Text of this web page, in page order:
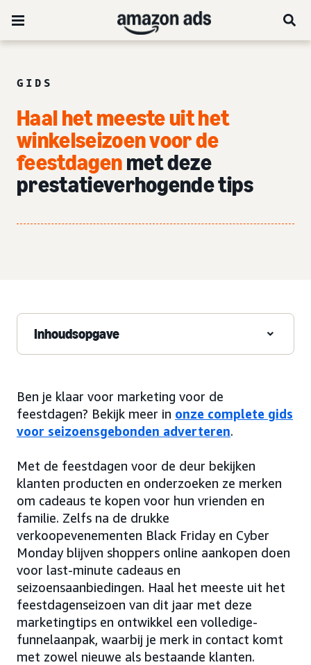
GIDS
Haal het meeste uit het
winkelseizoen voor de
feestdagenmet deze
prestatieverhogende tips
Inhoudsopgave
Ben je klaar voor marketing voor de
feestdagen? Bekijk meer in onze complete gids
voor seizoensgebonden adverteren.
Met de feestdagen voor de deur bekijken
klanten producten en onderzoeken ze merken
om cadeaus te kopen voor hun vrienden en
familie. Zelfs na de drukke
verkoopevenementen Black Friday en Cyber
Monday blijven shoppers online aankopen doen
voor last-minute cadeaus en
seizoensaanbiedingen. Haal het meeste uit het
feestdagenseizoen van dit jaar met deze
marketingtips en ontwikkel een volledige-
funnelaanpak, waarbij je merk in contact komt
met zowel nieuwe als bestaande klanten.